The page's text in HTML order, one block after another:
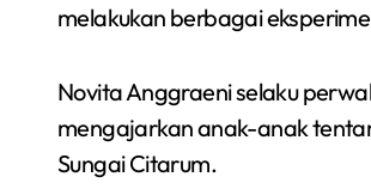
melakukan berbagai
Novita Anggraeni selaku
mengajarkan anak-anak
Sungai Citarum.
Semarakkan
Gowes Malam,
Inisiasi Gerakan
Redaksi Bekasi Today